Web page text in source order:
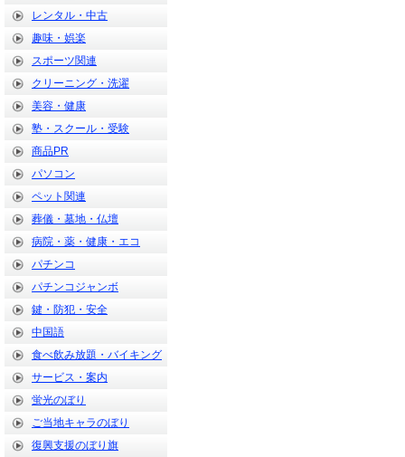
レンタル・中古
趣味・娯楽
スポーツ関連
クリーニング・洗濯
美容・健康
塾・スクール・受験
商品PR
パソコン
ペット関連
葬儀・墓地・仏壇
病院・薬・健康・エコ
パチンコ
パチンコジャンボ
鍵・防犯・安全
中国語
食べ飲み放題・バイキング
サービス・案内
蛍光のぼり
ご当地キャラのぼり
復興支援のぼり旗